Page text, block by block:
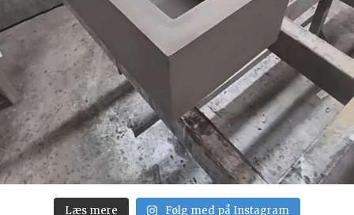
Læs mere Følg med på Instagram